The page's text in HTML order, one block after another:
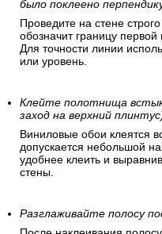
было поклеено
Проведите на стене
обозначит границу
Для точности линии
или уровень.
Клейте полотнища
заход на верхний
Виниловые обои клеятся
допускается небольшой
удобнее клеить и
стены.
Разглаживайте полосу